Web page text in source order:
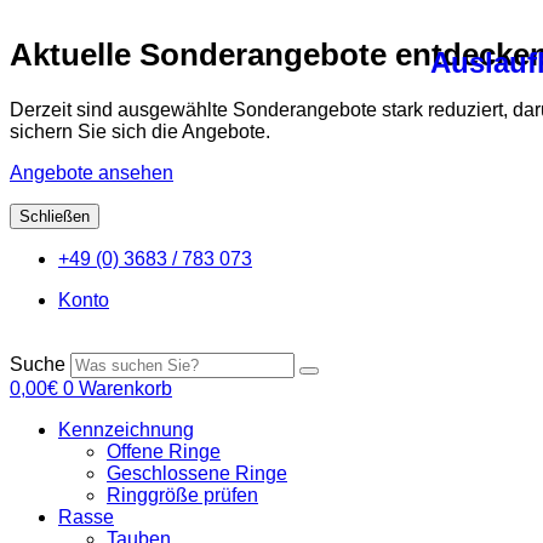
Aktuelle Sonderangebote
Derzeit sind ausgewählte Sonderangebote stark reduziert,
sichern Sie sich die Angebote.
Angebote ansehen
Schließen
Inhalt
+49 (0) 3683 / 783 073
Konto
Suche
0,00€ 0 Warenkorb
Kennzeichnung
Offene Ringe
Geschlossene Ringe
Ringgröße prüfen
Rasse